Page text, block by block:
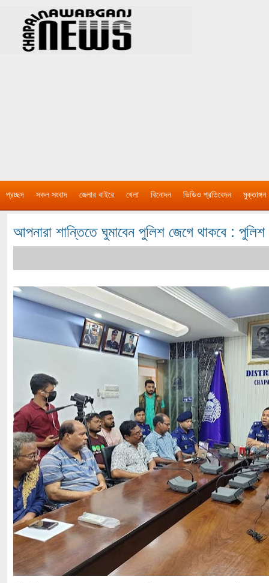
প্রচ্ছদ সকল সংবাদ জেলার বাইরে খেলা বিনোদন ভিডিও প্রতিবেদন মুক্তাঙ্গন
আপনারা শান্তিতে ঘুমাবেন পুলিশ জেগে থাকবে :